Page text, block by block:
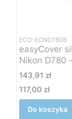
ECO-ECND780B
easyCover
Cena
143,91 zł
Cena
117,00 zł
Do koszyka